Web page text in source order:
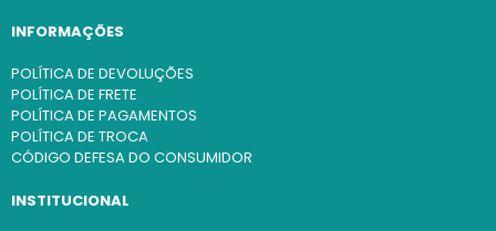
INFORMAÇÕES
POLÍTICA DE DEVOLUÇÕES
POLÍTICA DE FRETE
POLÍTICA DE PAGAMENTOS
POLÍTICA DE TROCA
CÓDIGO DEFESA DO CONSUMIDOR
INSTITUCIONAL